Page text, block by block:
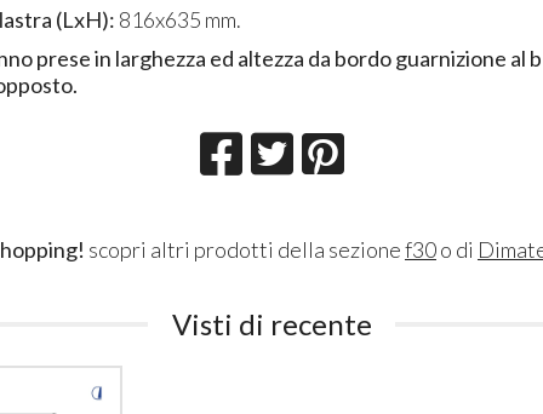
(LxH): 816x635 mm.
prese in larghezza ed altezza da bordo guarnizione al
scopri altri prodotti della sezionef30o di
Visti di recente